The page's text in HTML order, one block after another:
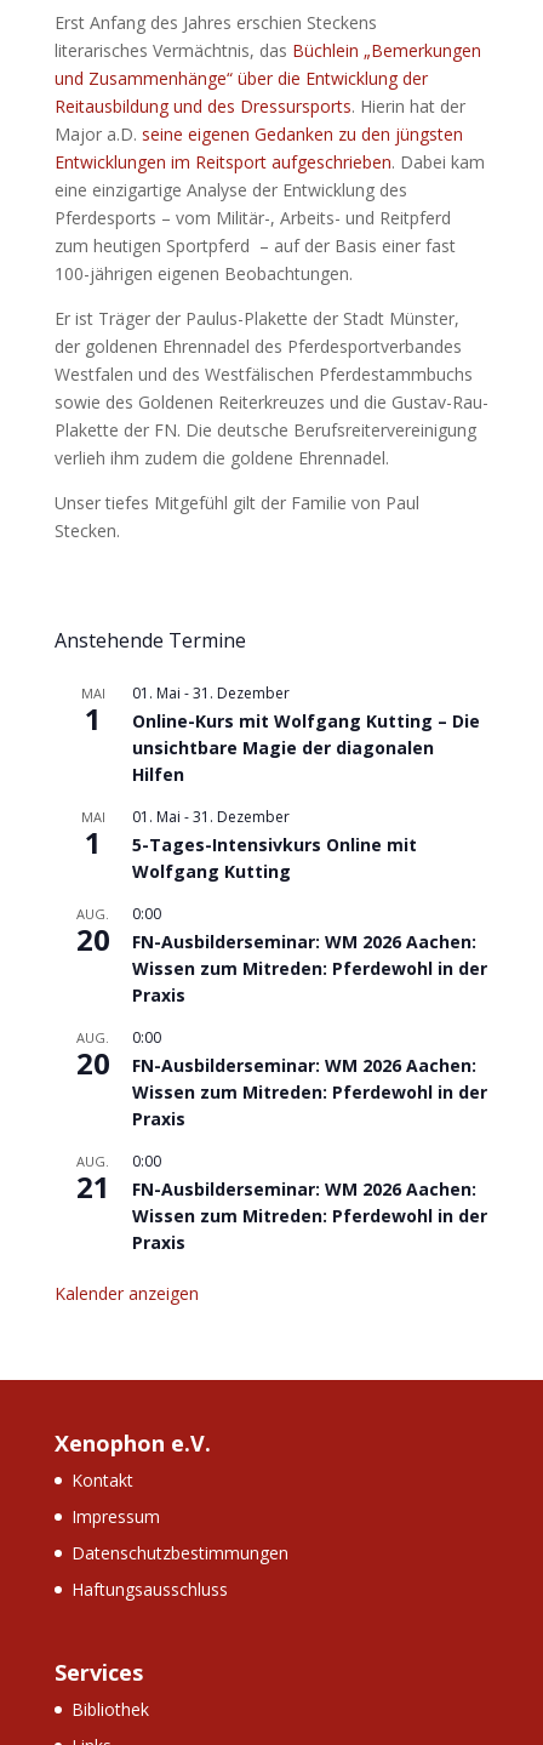
Erst Anfang des Jahres erschien Steckens
literarisches Vermächtnis, das Büchlein „Bemerkungen
und Zusammenhänge“ über die Entwicklung der
Reitausbildung und des Dressursports. Hierin hat der
Major a.D. seine eigenen Gedanken zu den jüngsten
Entwicklungen im Reitsport aufgeschrieben. Dabei kam
eine einzigartige Analyse der Entwicklung des
Pferdesports – vom Militär-, Arbeits- und Reitpferd
zum heutigen Sportpferd – auf der Basis einer fast
100-jährigen eigenen Beobachtungen.
Er ist Träger der Paulus-Plakette der Stadt Münster,
der goldenen Ehrennadel des Pferdesportverbandes
Westfalen und des Westfälischen Pferdestammbuchs
sowie des Goldenen Reiterkreuzes und die Gustav-Rau-
Plakette der FN. Die deutsche Berufsreitervereinigung
verlieh ihm zudem die goldene Ehrennadel.
Unser tiefes Mitgefühl gilt der Familie von Paul
Stecken.
Anstehende Termine
MAI
1
01. Mai -31. Dezember
Online-Kurs mit Wolfgang Kutting – Die
unsichtbare Magie der diagonalen
Hilfen
MAI
1
01. Mai -31. Dezember
5-Tages-Intensivkurs Online mit
Wolfgang Kutting
AUG.
20
0:00
FN-Ausbilderseminar: WM 2026 Aachen:
Wissen zum Mitreden: Pferdewohl in der
Praxis
AUG.
20
0:00
FN-Ausbilderseminar: WM 2026 Aachen:
Wissen zum Mitreden: Pferdewohl in der
Praxis
AUG.
21
0:00
FN-Ausbilderseminar: WM 2026 Aachen:
Wissen zum Mitreden: Pferdewohl in der
Praxis
Kalender anzeigen
Xenophon e.V.
Kontakt
Impressum
Datenschutzbestimmungen
Haftungsausschluss
Services
Bibliothek